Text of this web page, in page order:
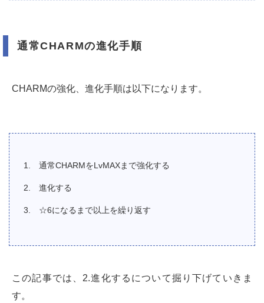
通常CHARMの進化手順
CHARMの強化、進化手順は以下になります。
通常CHARMをLvMAXまで強化する
進化する
☆6になるまで以上を繰り返す
この記事では、2.進化するについて掘り下げていきま
す。